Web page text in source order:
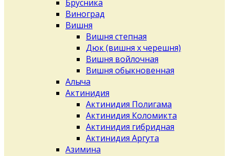
Брусника
Виноград
Вишня
Вишня степная
Дюк (вишня х черешня)
Вишня войлочная
Вишня обыкновенная
Алыча
Актинидия
Актинидия Полигама
Актинидия Коломикта
Актинидия гибридная
Актинидия Аргута
Азимина